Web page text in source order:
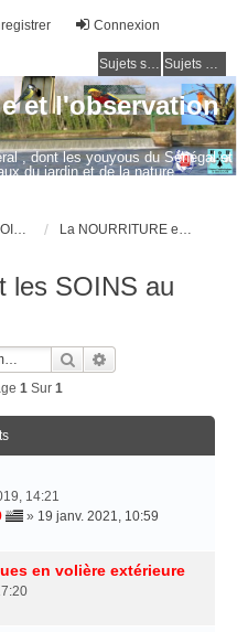
Connexion
Sujets sans réponse Sujets actifs
et l'observation
, dont les youyous du Sénégal et
du jardin et de la nature.
les SOINS au
Rechercher
1 Sur 1
14:21
» 19 janv. 2021, 10:59
en volière extérieure